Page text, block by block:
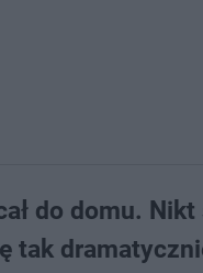
do domu. Nikt
tak